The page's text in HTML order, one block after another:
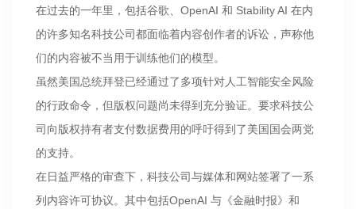
在过去的一年里，包括谷歌、OpenAI 和 Stability AI 在内
的许多知名科技公司都面临着内容创作者的诉讼，声称他
们的内容被不当用于训练他们的模型。
虽然美国总统拜登已经通过了多项针对人工智能安全风险
的行政命令，但版权问题尚未得到充分验证。要求科技公
司向版权持有者支付数据费用的呼吁得到了美国国会两党
的支持。
在日益严格的审查下，科技公司与媒体和网站签署了一系
列内容许可协议。其中包括OpenAI 与《金融时报》和